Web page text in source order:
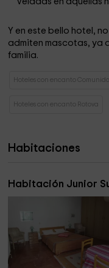
Y en este bello hotel,
admiten mascotas, ya
familia.
Hoteles con encanto
Hoteles con encanto Rotova
Habitaciones
Habitación Junior